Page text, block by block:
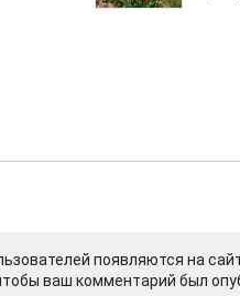
появляются на
ваш комментарий был